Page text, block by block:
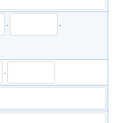
- -
-